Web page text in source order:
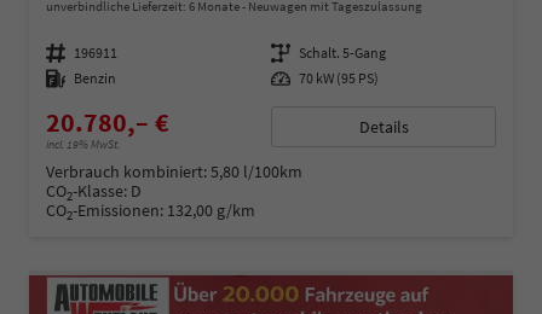
unverbindliche Lieferzeit: 6 Monate Neuwagen mit Tageszulassung
Fahrzeugnummer 196911 Getriebe Schalt. 5-Gang
Kraftstoff Benzin Leistung 70 kW (95 PS)
20.780,– €
incl. 19% MwSt.
Details
Verbrauch kombiniert:5,80 l/100km
CO2-Klasse: D
CO2-Emissionen: 132,00 g/km